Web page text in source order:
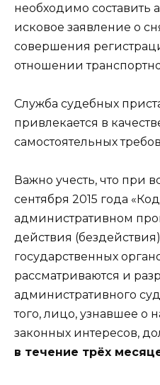
необходимо составить
исковое заявление о
совершения
отношении
Служба судебных
привлекается в
самостоятельных
Важно учесть, что при
сентября 2015 года
административном
действия
государственных
рассматриваются и
административного
того, лицо, узнавшее о
законных интересов,
в течение трёх